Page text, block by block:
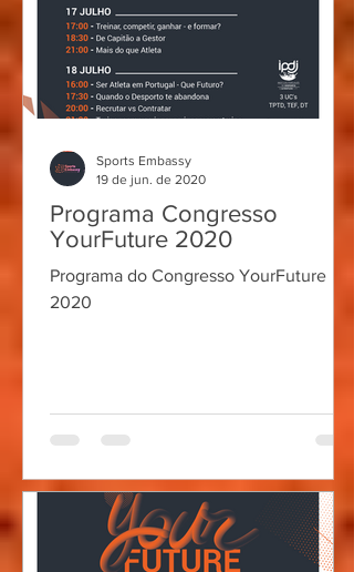
Programa Congresso
YourFuture 2020
Programa do Congresso YourFuture
2020
Sports Embassy
19 de jun. de 2020